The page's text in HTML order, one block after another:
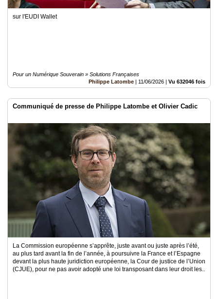
sur l'EUDI Wallet
Pour un Numérique Souverain » Solutions Françaises
Philippe Latombe | 11/06/2026 | Vu 632046 fois
Communiqué de presse de Philippe Latombe et Olivier Cadic
La Commission européenne s’apprête, juste avant ou juste après l’été,
au plus tard avant la fin de l’année, à poursuivre la France et l’Espagne
devant la plus haute juridiction européenne, la Cour de justice de l’Union
(CJUE), pour ne pas avoir adopté une loi transposant dans leur droit les..